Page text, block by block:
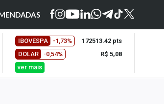
IBOVESPA -1,73%
172513.42 pts
DOLAR
-0,54%
R$ 5,08
ver mais